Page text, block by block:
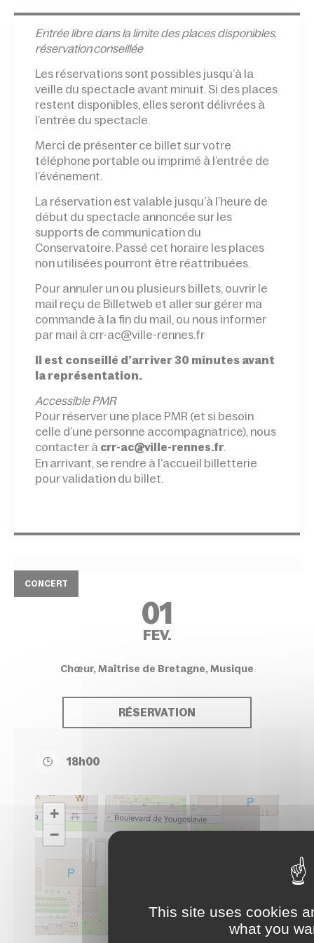
Entrée libre dans la limite des places disponibles,
réservation conseillée
Les réservations sont possibles jusqu’à la
veille du spectacle avant minuit. Si des places
restent disponibles, elles seront délivrées à
l’entrée du spectacle.
Merci de présenter ce billet sur votre
téléphone portable ou imprimé à l’entrée de
l’événement.
La réservation est valable jusqu’à l’heure de
début du spectacle annoncée sur les
supports de communication du
Conservatoire. Passé cet horaire les places
non utilisées pourront être réattribuées.
Pour annuler un ou plusieurs billets, ouvrir le
mail reçu de Billetweb et aller sur gérer ma
commande à la fin du mail, ou nous informer
par mail à crr-ac@ville-rennes.fr
Il est conseillé d’arriver 30 minutes avant
la représentation.
Accessible PMR
Pour réserver une place PMR (et si besoin
celle d’une personne accompagnatrice), nous
contacter à crr-ac@ville-rennes.fr
En arrivant, se rendre à l’accueil billetterie
pour validation du billet.
CONCERT
01
FEV.
Chœur, Maîtrise de Bretagne, Musique
RÉSERVATION
18h00
+
−
OpenStreetMapcontributors
This site uses cookies
what you